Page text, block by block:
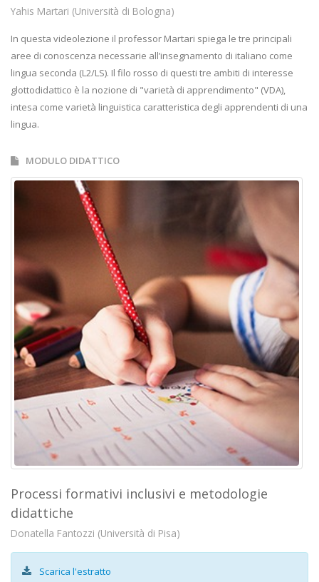
Yahis Martari (Università di Bologna)
In questa videolezione il professor Martari spiega le tre principali
aree di conoscenza necessarie all’insegnamento di italiano come
lingua seconda (L2/LS). Il filo rosso di questi tre ambiti di interesse
glottodidattico è la nozione di "varietà di apprendimento" (VDA),
intesa come varietà linguistica caratteristica degli apprendenti di una
lingua.
MODULO DIDATTICO
Processi formativi inclusivi e metodologie
didattiche
Donatella Fantozzi (Università di Pisa)
Scarica l'estratto